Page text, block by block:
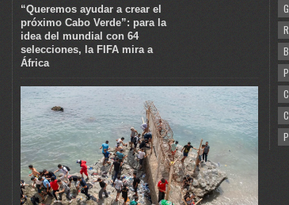
“Queremos ayudar a crear el
próximo Cabo Verde”: para la
idea del mundial con 64
selecciones, la FIFA mira a
África